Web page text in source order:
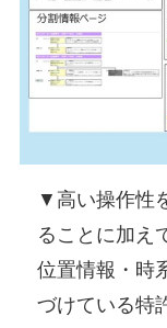
▼高い操作性
ることに加え
位置情報・時
づけている特